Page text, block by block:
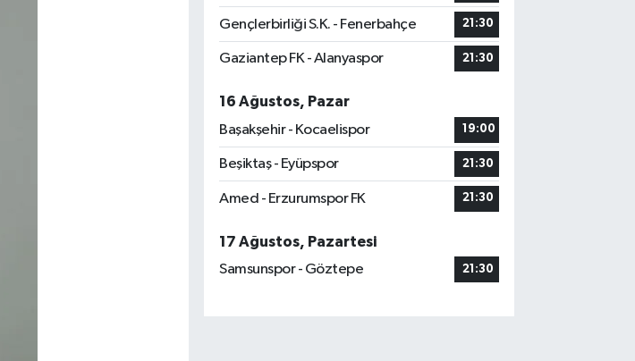
Gençlerbirliği S.K. - Fenerbahçe 21:30
Gaziantep FK - Alanyaspor 21:30
16 Ağustos, Pazar
Başakşehir - Kocaelispor
19:00
Beşiktaş - Eyüpspor 21:30
Amed - Erzurumspor FK 21:30
17 Ağustos, Pazartesi
Samsunspor - Göztepe
21:30